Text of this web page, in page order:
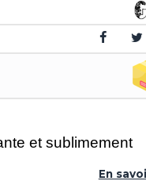
et sublimement
En